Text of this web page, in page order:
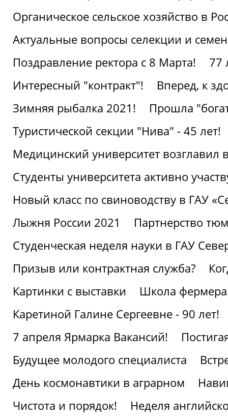
Органическое сельское хозяйство в
Актуальные вопросы селекции и
Поздравление ректора с 8 Марта!
77
Интересный "контракт"!
Вперед, к
Зимняя рыбалка 2021!
Прошла
Туристической секции "Нива" - 45 лет!
Медицинский университет возглавил
Студенты университета активно
Новый класс по свиноводству в ГАУ
Лыжня России 2021
Партнерство
Студенческая неделя науки в ГАУ
Призыв или контрактная служба?
Картинки с выставки
Школа
Каретиной Галине Сергеевне - 90 лет!
7 апреля Ярмарка Вакансий!
Будущее молодого специалиста
День космонавтики в аграрном
Чистота и порядок!
Неделя